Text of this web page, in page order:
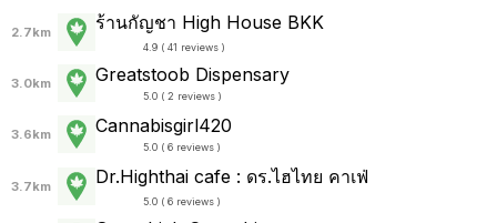
2.7km ร้านกัญชา High House BKK
4.9 ( 41 reviews )
3.0km Greatstoob Dispensary
5.0 ( 2 reviews )
3.6km Cannabisgirl420
5.0 ( 6 reviews )
3.7km Dr.Highthai cafe : ดร.ไฮไทย คาเฟ่
5.0 ( 6 reviews )